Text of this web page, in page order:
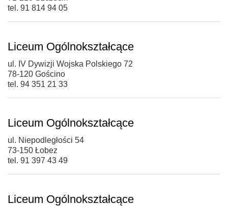
tel. 91 814 94 05
Liceum Ogólnokształcące
ul. IV Dywizji Wojska Polskiego 72
78-120 Gościno
tel. 94 351 21 33
Liceum Ogólnokształcące
ul. Niepodległości 54
73-150 Łobez
tel. 91 397 43 49
Liceum Ogólnokształcące